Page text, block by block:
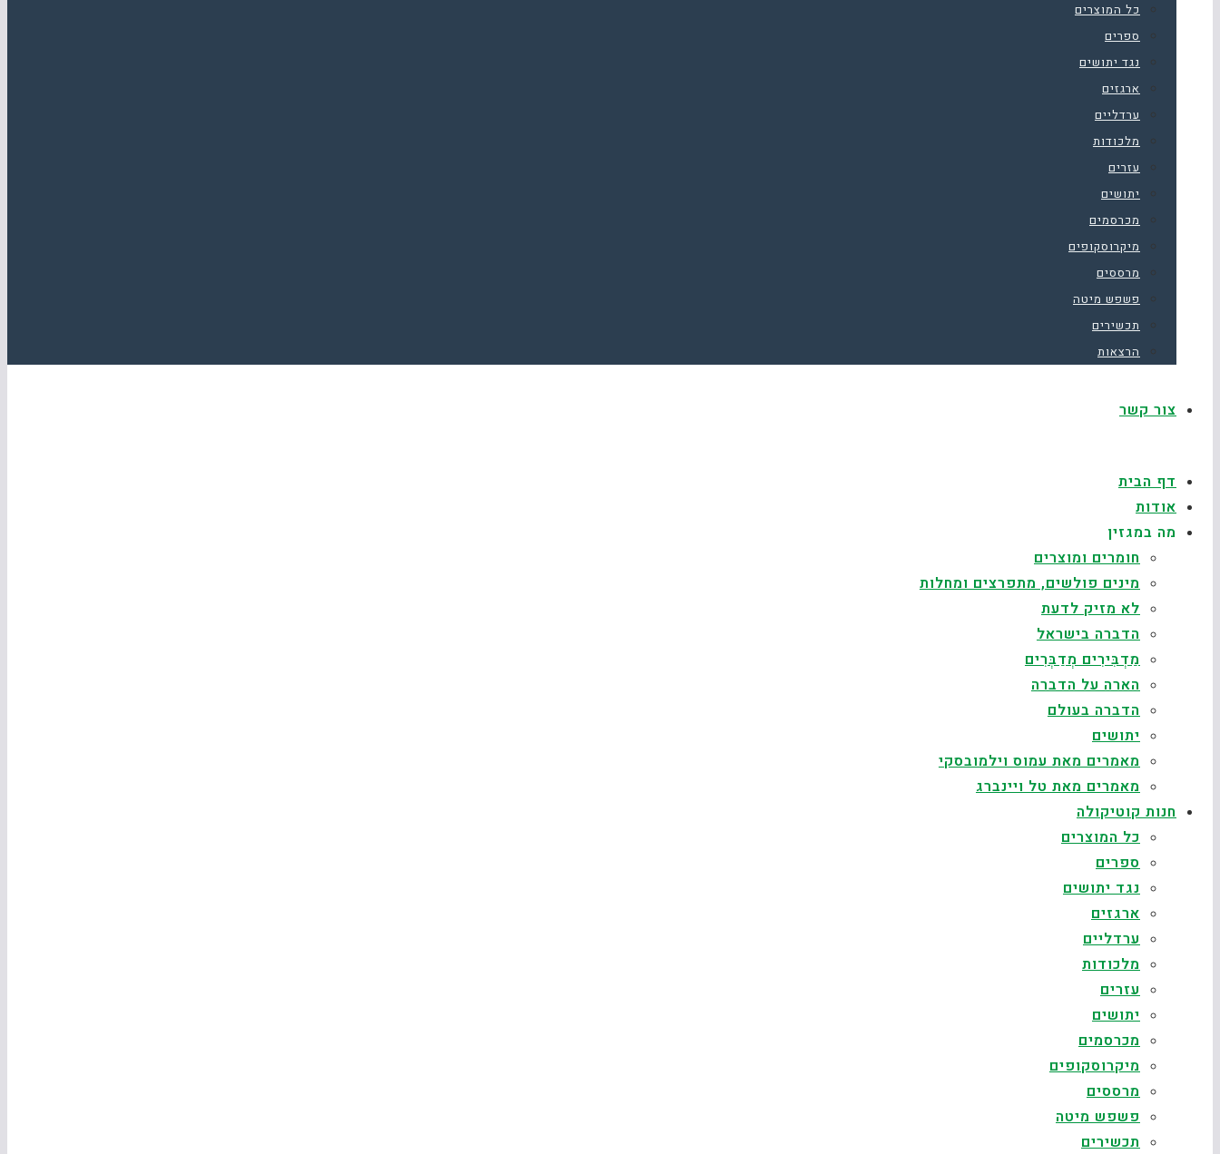
כל המוצרים
ספרים
נגד יתושים
ארגזים
ערדליים
מלכודות
עזרים
יתושים
מכרסמים
מיקרוסקופים
מרססים
פשפש מיטה
תכשירים
הרצאות
צור קשר
דף הבית
אודות
מה במגזין
חומרים ומוצרים
מינים פולשים, מתפרצים ומחלות
לא מזיק לדעת
הדברה בישראל
מַדְבִּירִים מְדַבְּרִים
הארה על הדברה
הדברה בעולם
יתושים
מאמרים מאת עמוס וילמובסקי
מאמרים מאת טל ויינברג
חנות קוטיקולה
כל המוצרים
ספרים
נגד יתושים
ארגזים
ערדליים
מלכודות
עזרים
יתושים
מכרסמים
מיקרוסקופים
מרססים
פשפש מיטה
תכשירים